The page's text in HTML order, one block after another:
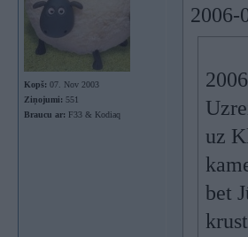
Kopš: 07. Nov 2003
Ziņojumi: 551
Braucu ar: F33 & Kodiaq
2006-
uz
bet